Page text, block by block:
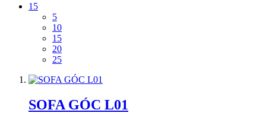
15
5
10
15
20
25
SOFA GÓC L01